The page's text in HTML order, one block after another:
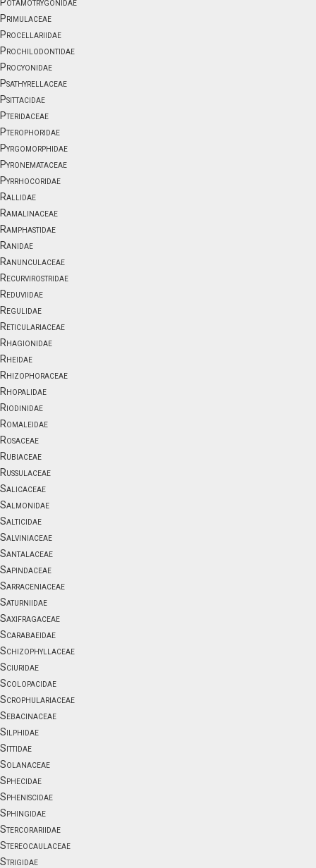
Primulaceae
Procellariidae
Prochilodontidae
Procyonidae
Psathyrellaceae
Psittacidae
Pteridaceae
Pterophoridae
Pyrgomorphidae
Pyronemataceae
Pyrrhocoridae
Rallidae
Ramalinaceae
Ramphastidae
Ranidae
Ranunculaceae
Recurvirostridae
Reduviidae
Regulidae
Reticulariaceae
Rhagionidae
Rheidae
Rhizophoraceae
Rhopalidae
Riodinidae
Romaleidae
Rosaceae
Rubiaceae
Russulaceae
Salicaceae
Salmonidae
Salticidae
Salviniaceae
Santalaceae
Sapindaceae
Sarraceniaceae
Saturniidae
Saxifragaceae
Scarabaeidae
Schizophyllaceae
Sciuridae
Scolopacidae
Scrophulariaceae
Sebacinaceae
Silphidae
Sittidae
Solanaceae
Sphecidae
Spheniscidae
Sphingidae
Stercorariidae
Stereocaulaceae
Strigidae